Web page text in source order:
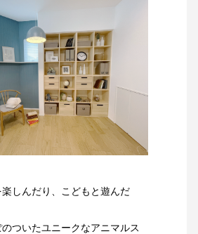
しんだり、こどもと遊んだ
ついたユニークなアニマルス